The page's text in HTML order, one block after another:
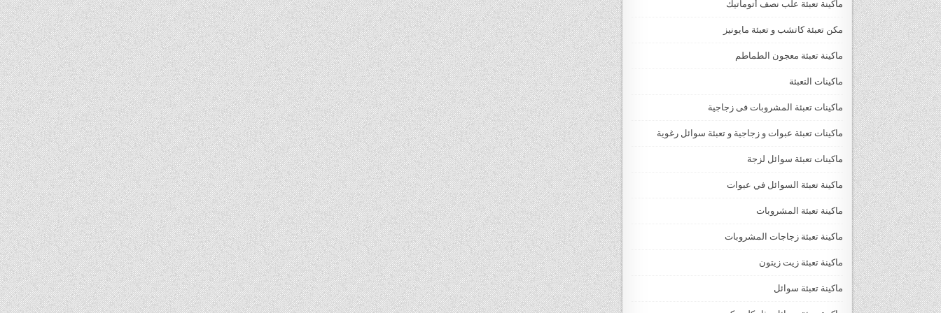
ماكينة تعبئة علب نصف أتوماتيك
مكن تعبئة كاتشب و تعبئة مايونيز
ماكينة تعبئة معجون الطماطم
ماكينات التعبئة
ماكينات تعبئة المشروبات فى زجاجية
ماكينات تعبئة عبوات و زجاجية و تعبئة سوائل رغوية
ماكينات تعبئة سوائل لزجة
‏‏‏ماكينة تعبئة السوائل في عبوات
ماكينة تعبئة المشروبات
ماكينة تعبئة زجاجات المشروبات
ماكينة تعبئة زيت زيتون
ماكينة تعبئة سوائل